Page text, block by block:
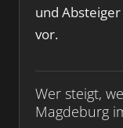
und
vor.
Wer steigt,
Magdeburg